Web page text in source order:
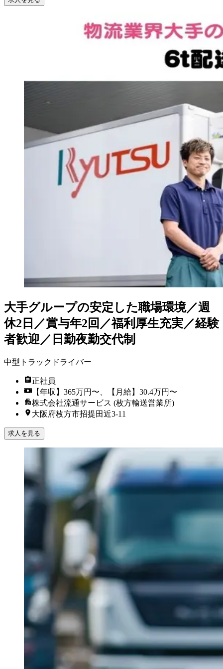
大手グループの安定した職場環境／週
休2日／賞与年2回／福利厚生充実／経験
者歓迎／日勤夜勤交代制
中型トラックドライバー
正社員
【年収】365万円〜、【月給】30.4万円〜
株式会社流通サービス (枚方輸送営業所)
大阪府枚方市招提田近3-11
求人を見る